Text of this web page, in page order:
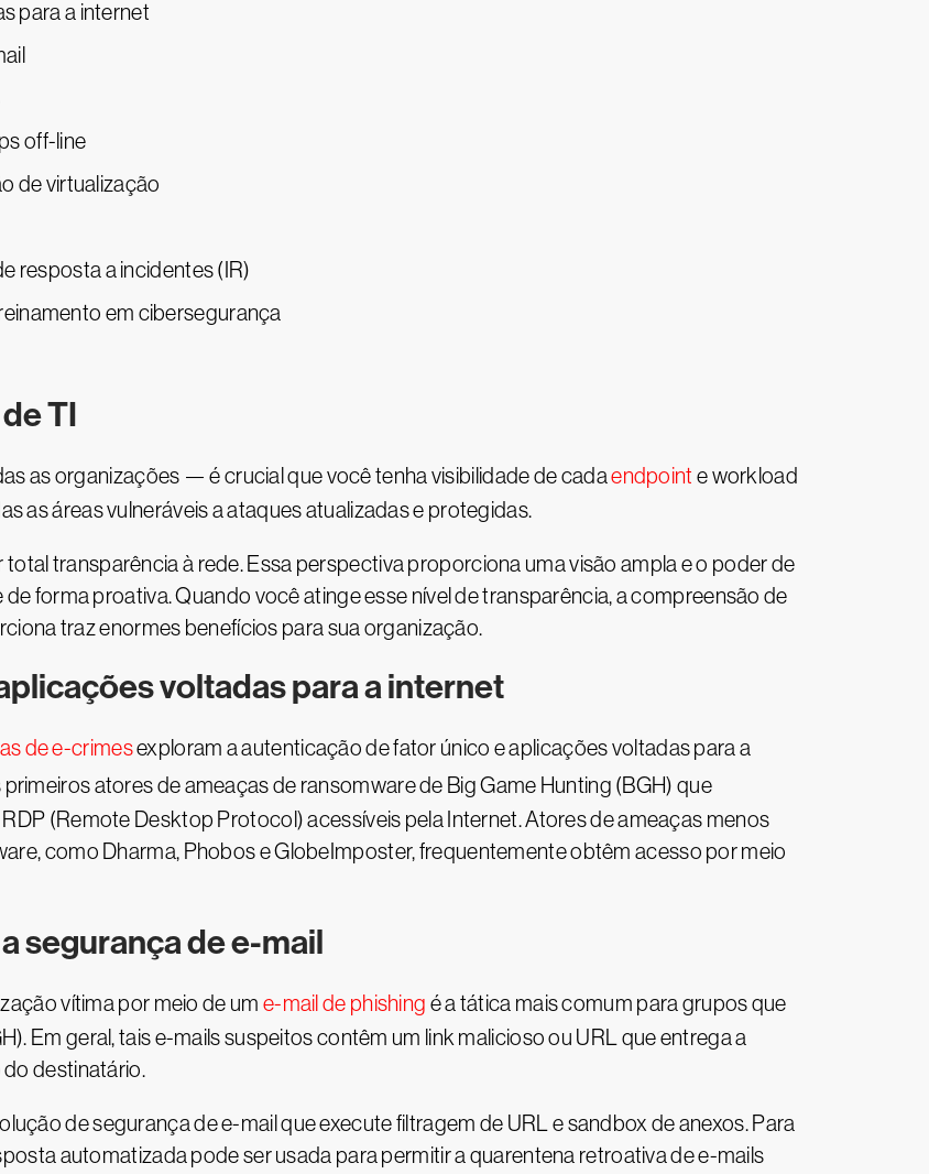
para a internet
off-line
de virtualização
resposta a incidentes (IR)
em cibersegurança
TI
as organizações — é crucial que você tenha visibilidade de cadaendpoint e workload
as áreas vulneráveis a ataques atualizadas e protegidas.
transparência à rede. Essa perspectiva proporciona uma visão ampla e o poder de
forma proativa. Quando você atinge esse nível de transparência, a compreensão de
traz enormes benefícios para sua organização.
voltadas para a internet
de e-crimesexploram a autenticação de fator único e aplicações voltadas para a
primeiros atores de ameaças de ransomware de Big Game Hunting (BGH) que
(Remote Desktop Protocol) acessíveis pela Internet. Atores de ameaças menos
como Dharma, Phobos e GlobeImposter, frequentemente obtêm acesso por meio
segurança de e-mail
vítima por meio de um e-mail de phishing é a tática mais comum para grupos que
Em geral, tais e-mails suspeitos contêm um link malicioso ou URL que entrega a
destinatário.
de segurança de e-mail que execute filtragem de URL e sandbox de anexos. Para
automatizada pode ser usada para permitir a quarentena retroativa de e-mails